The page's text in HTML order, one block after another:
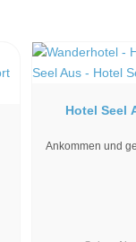
Hotel Seel
Ankommen und